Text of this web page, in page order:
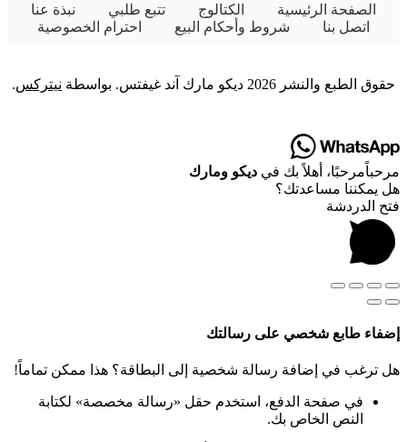
الصفحة الرئيسية
الكتالوج تتبع طلبي
نبذة عنا
اتصل بنا
شروط وأحكام البيع احترام الخصوصية
حقوق الطبع والنشر 2026 ديكو مارك آند غيفتس. بواسطة نيتركس.
مرحباًمرحبًا، أهلاً بك في ديكو ومارك
هل يمكننا مساعدتك؟
فتح الدردشة
إضفاء طابع شخصي على رسالتك
هل ترغب في إضافة رسالة شخصية إلى البطاقة؟ هذا ممكن تماماً!
في صفحة الدفع، استخدم حقل «رسالة مخصصة» لكتابة
النص الخاص بك.